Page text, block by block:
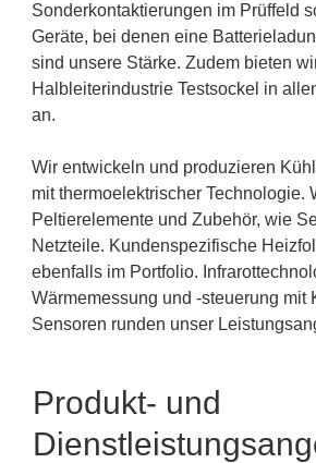
Sonderkontaktierungen im Prüffeld
Geräte, bei denen eine
sind unsere Stärke. Zudem bieten
Halbleiterindustrie Testsockel in
an.
Wir entwickeln und produzieren
mit thermoelektrischer Technologie.
Peltierelemente und Zubehör, wie
Netzteile. Kundenspezifische
ebenfalls im Portfolio.
Wärmemessung und -steuerung mit
Sensoren runden unser
Produkt- und